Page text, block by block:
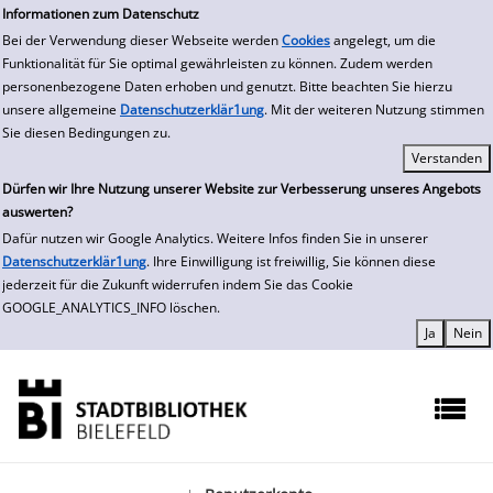
Informationen zum Datenschutz
Bei der Verwendung dieser Webseite werden Cookies angelegt, um die
Funktionalität für Sie optimal gewährleisten zu können. Zudem werden
personenbezogene Daten erhoben und genutzt. Bitte beachten Sie hierzu
unsere allgemeine Datenschutzerklär1ung. Mit der weiteren Nutzung stimmen
Sie diesen Bedingungen zu.
Dürfen wir Ihre Nutzung unserer Website zur Verbesserung unseres Angebots
auswerten?
Dafür nutzen wir Google Analytics. Weitere Infos finden Sie in unserer
Datenschutzerklär1ung. Ihre Einwilligung ist freiwillig, Sie können diese
jederzeit für die Zukunft widerrufen indem Sie das Cookie
GOOGLE_ANALYTICS_INFO löschen.
zur Navigation springen
zum Inhalt springen
Zur Detailanzeige springen